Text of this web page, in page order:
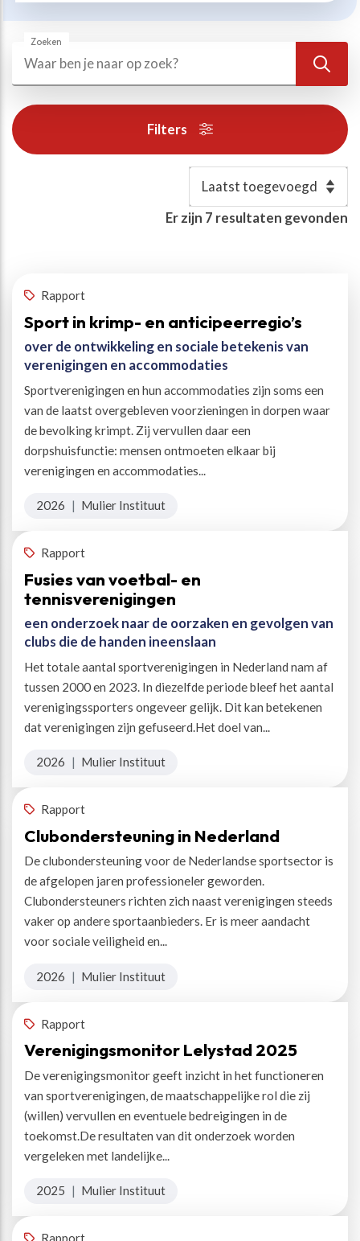
Zoeken
Zoeken
Filters
Er zijn 7 resultaten gevonden
Rapport
Sport in krimp- en anticipeerregio’s
over de ontwikkeling en sociale betekenis van
verenigingen en accommodaties
Sportverenigingen en hun accommodaties zijn soms een
van de laatst overgebleven voorzieningen in dorpen waar
de bevolking krimpt. Zij vervullen daar een
dorpshuisfunctie: mensen ontmoeten elkaar bij
verenigingen en accommodaties...
2026 | Mulier Instituut
Rapport
Fusies van voetbal- en
tennisverenigingen
een onderzoek naar de oorzaken en gevolgen van
clubs die de handen ineenslaan
Het totale aantal sportverenigingen in Nederland nam af
tussen 2000 en 2023. In diezelfde periode bleef het aantal
verenigingssporters ongeveer gelijk. Dit kan betekenen
dat verenigingen zijn gefuseerd.Het doel van...
2026 | Mulier Instituut
Rapport
Clubondersteuning in Nederland
De clubondersteuning voor de Nederlandse sportsector is
de afgelopen jaren professioneler geworden.
Clubondersteuners richten zich naast verenigingen steeds
vaker op andere sportaanbieders. Er is meer aandacht
voor sociale veiligheid en...
2026 | Mulier Instituut
Rapport
Verenigingsmonitor Lelystad 2025
De verenigingsmonitor geeft inzicht in het functioneren
van sportverenigingen, de maatschappelijke rol die zij
(willen) vervullen en eventuele bedreigingen in de
toekomst.De resultaten van dit onderzoek worden
vergeleken met landelijke...
2025 | Mulier Instituut
Rapport
Alle thema’s